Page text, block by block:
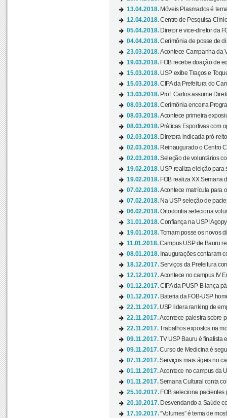
13.04.2018. Móveis Plasmados é
12.04.2018.Centro de Pesquisa
05.04.2018. Diretor e vice-diretor da
04.04.2018.Cerimônia de posse de
23.03.2018.Acontece Campanha da
19.03.2018. FOB recebe doação de
15.03.2018. USP exibe Traços e
15.03.2018.CIPA da Prefeitura do
13.03.2018. Prof. Carlos assume
08.03.2018.Cerimônia encerra
08.03.2018.Acontece primeira
08.03.2018. Práticas Esportivas com
02.03.2018. Diretora indicada pró-
02.03.2018. Reinaugurado o Centro
02.03.2018.Seleção de voluntários
19.02.2018. USP realiza eleição para
19.02.2018. FOB realiza XX Semana
07.02.2018.Acontece matrícula para
07.02.2018. Na USP seleção de
06.02.2018.Ortodontia seleciona
31.01.2018.Confiança na USP!
19.01.2018.Tomam posse os novos
11.01.2018.Campus USP de Bauru
08.01.2018. Inaugurações contaram
18.12.2017.Serviços da Prefeitura
12.12.2017.Acontece no campus IV
01.12.2017.CIPA da PUSP-B lança
01.12.2017. Bateria da FOB-USP
22.11.2017. USP lidera ranking de
22.11.2017.Acontece palestra sobre
22.11.2017.Trabalhos expostos na
09.11.2017.TV USP Bauru é finalista
09.11.2017.Curso de Medicina é
07.11.2017.Serviços mais ágeis no
01.11.2017.Acontece no campus da
01.11.2017.Semana Cultural conta
25.10.2017. FOB seleciona pacientes
20.10.2017. Desvendando a Saúde
17.10.2017.“Volumes” é tema de